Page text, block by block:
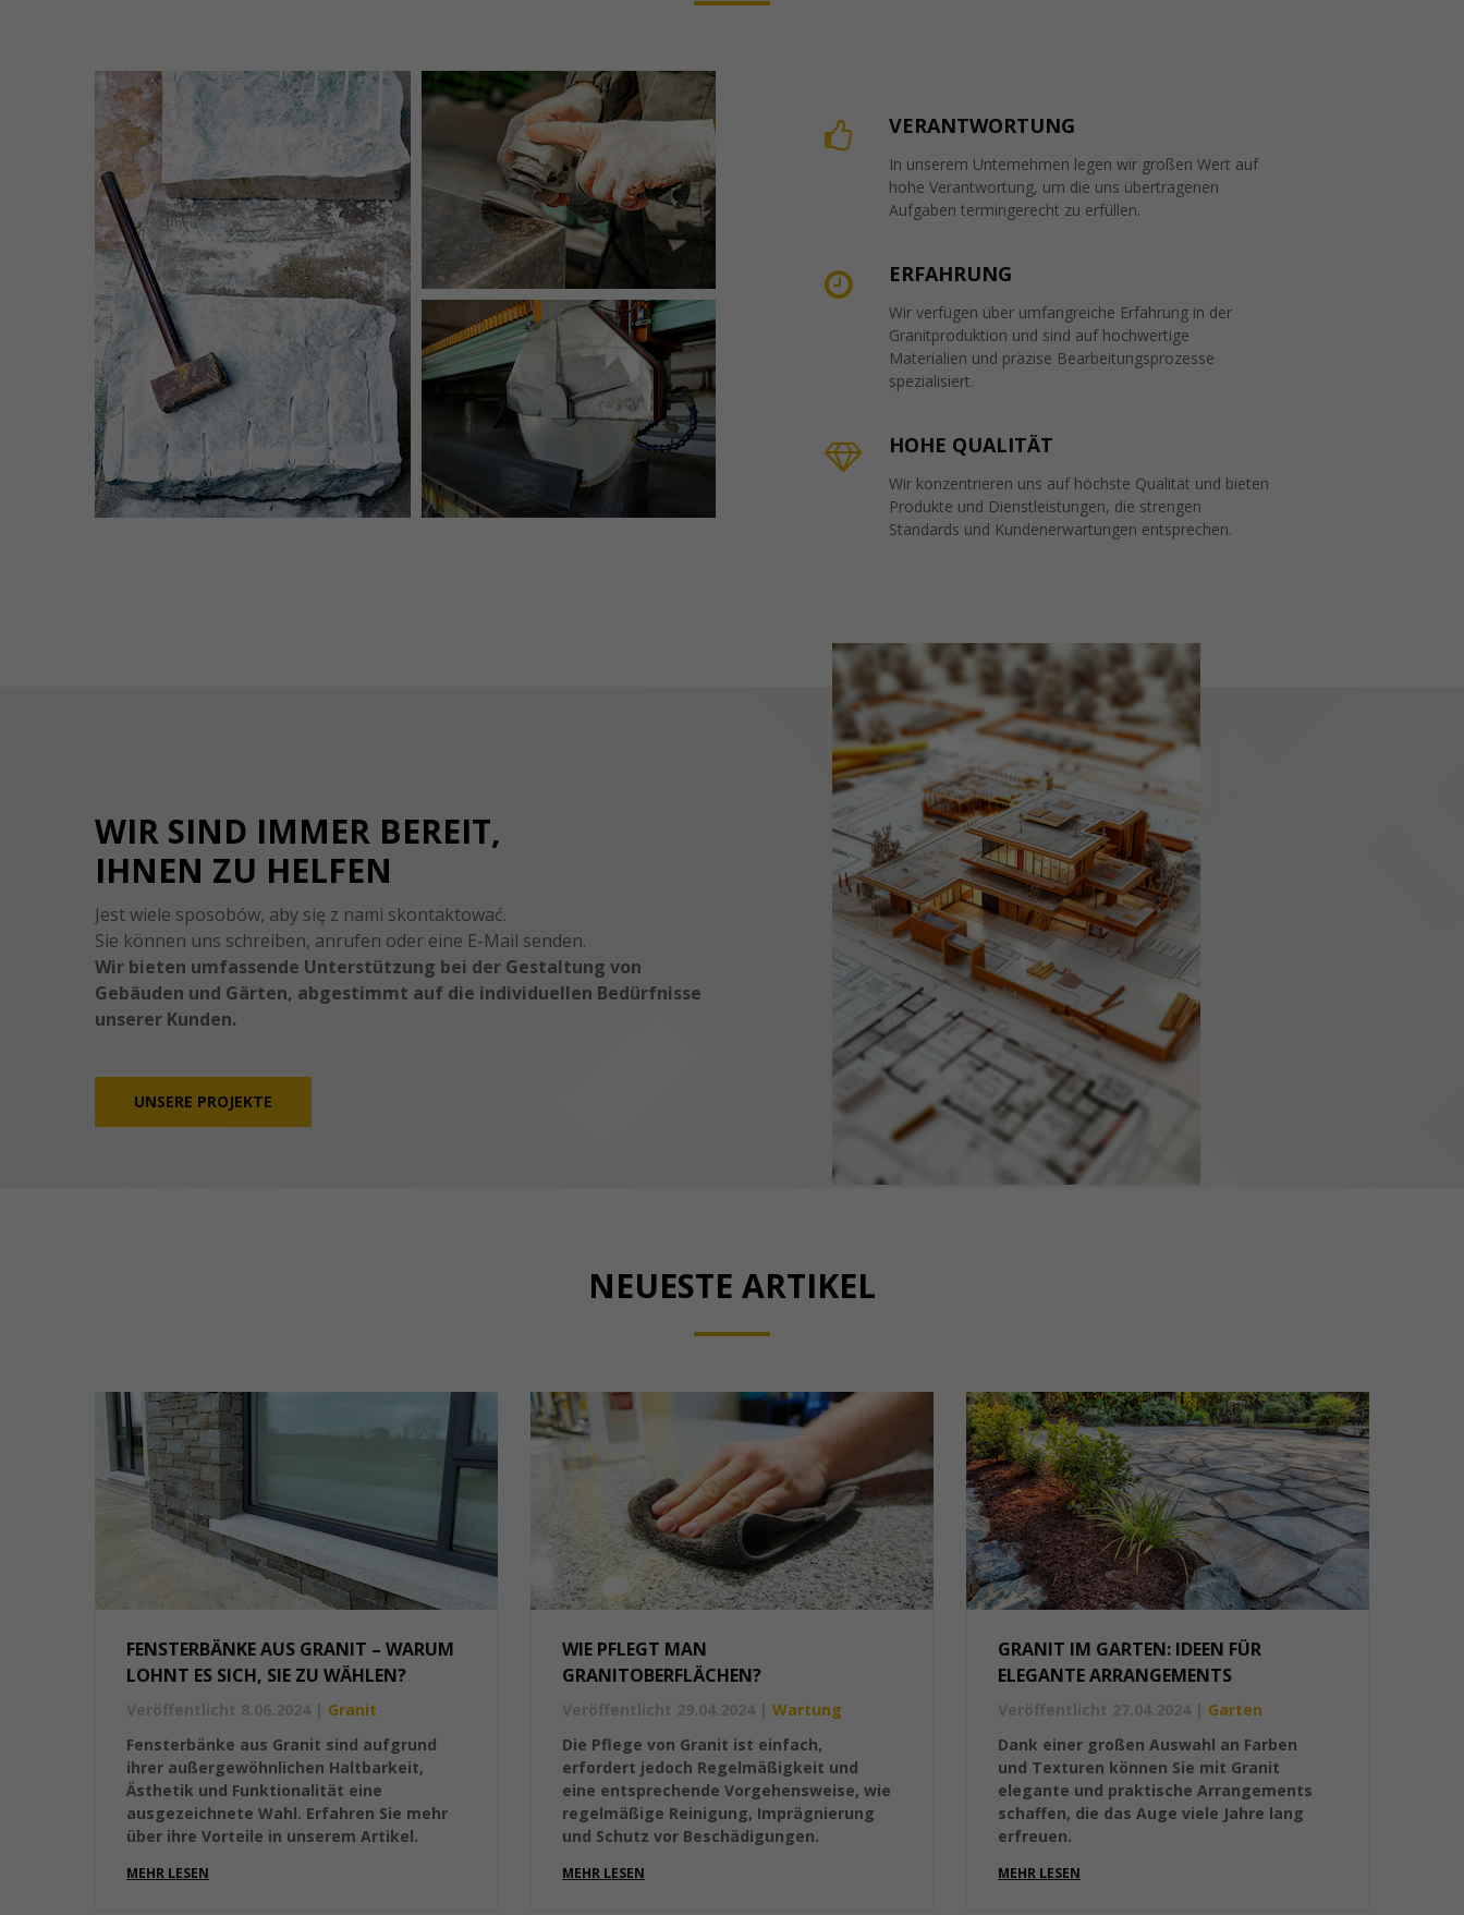
VERANTWORTUNG
In unserem Unternehmen legen wir großen Wert auf
hohe Verantwortung, um die uns übertragenen
Aufgaben termingerecht zu erfüllen.
ERFAHRUNG
Wir verfügen über umfangreiche Erfahrung in der
Granitproduktion und sind auf hochwertige
Materialien und präzise Bearbeitungsprozesse
spezialisiert.
HOHE QUALITÄT
Wir konzentrieren uns auf höchste Qualität und bieten
Produkte und Dienstleistungen, die strengen
Standards und Kundenerwartungen entsprechen.
WIR SIND IMMER BEREIT,
IHNEN ZU HELFEN
Jest wiele sposobów, aby się z nami skontaktować.
Sie können uns schreiben, anrufen oder eine E-Mail senden.
Wir bieten umfassende Unterstützung bei der Gestaltung von
Gebäuden und Gärten, abgestimmt auf die individuellen Bedürfnisse
unserer Kunden.
UNSERE PROJEKTE
NEUESTE ARTIKEL
FENSTERBÄNKE AUS GRANIT – WARUM
LOHNT ES SICH, SIE ZU WÄHLEN?
Veröffentlicht 8.06.2024 | Granit
Fensterbänke aus Granit sind aufgrund
ihrer außergewöhnlichen Haltbarkeit,
Ästhetik und Funktionalität eine
ausgezeichnete Wahl. Erfahren Sie mehr
über ihre Vorteile in unserem Artikel.
MEHR LESEN
WIE PFLEGT MAN
GRANITOBERFLÄCHEN?
Veröffentlicht 29.04.2024 | Wartung
Die Pflege von Granit ist einfach,
erfordert jedoch Regelmäßigkeit und
eine entsprechende Vorgehensweise, wie
regelmäßige Reinigung, Imprägnierung
und Schutz vor Beschädigungen.
MEHR LESEN
GRANIT IM GARTEN: IDEEN FÜR
ELEGANTE ARRANGEMENTS
Veröffentlicht 27.04.2024 | Garten
Dank einer großen Auswahl an Farben
und Texturen können Sie mit Granit
elegante und praktische Arrangements
schaffen, die das Auge viele Jahre lang
erfreuen.
MEHR LESEN